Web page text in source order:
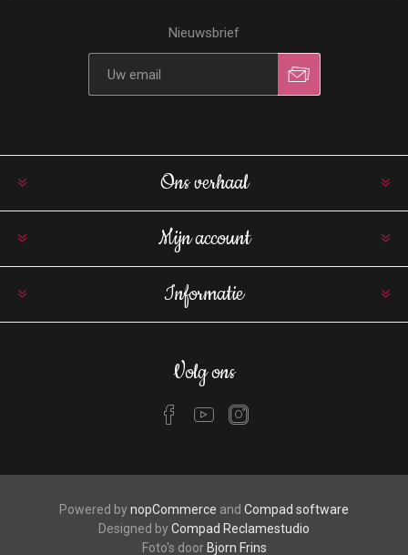
Nieuwsbrief
Ons verhaal
Mijn account
Informatie
Volg ons
Powered bynopCommerce and Compad software
Designed byCompad Reclamestudio
Foto's door Bjorn Frins